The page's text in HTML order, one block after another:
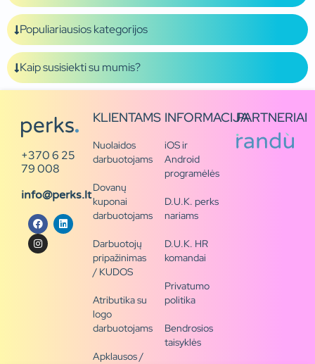
Populiariausios kategorijos
Kaip susisiekti su mumis?
+370 6 25
79 008
info@perks.lt
KLIENTAMS
Nuolaidos
darbuotojams
Dovanų
kuponai
darbuotojams
Darbuotojų
pripažinimas
/ KUDOS
Atributika su
logo
darbuotojams
Apklausos /
INFORMACIJA
iOS ir
Android
programėlės
D.U.K. perks
nariams
D.U.K. HR
komandai
Privatumo
politika
Bendrosios
taisyklės
PARTNERIAI